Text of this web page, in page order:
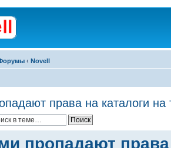
‹ Novell
права на каталоги на
пропадают права